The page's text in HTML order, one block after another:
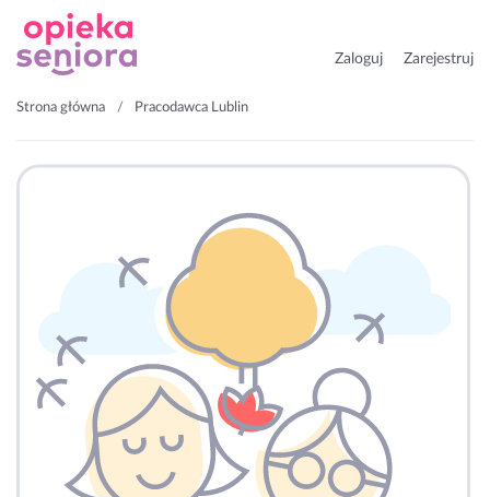
Zaloguj Zarejestruj
Strona główna Pracodawca Lublin